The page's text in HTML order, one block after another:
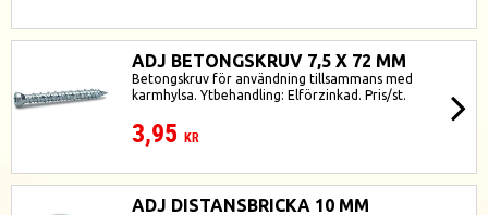
ADJ BETONGSKRUV 7,5 X 72 MM
Betongskruv för användning tillsammans med
karmhylsa. Ytbehandling: Elförzinkad.​ Pris/st.
3,95 KR
ADJ DISTANSBRICKA 10 MM